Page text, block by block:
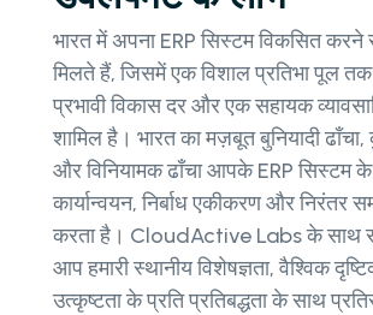
भारत में अपना ERP सिस्टम विकसित
मिलते हैं, जिसमें एक विशाल प्रतिभा पूल
प्रभावी विकास दर और एक सहायक
शामिल है। भारत का मज़बूत बुनियादी
और विनियामक ढाँचा आपके ERP सिस्टम
कार्यान्वयन, निर्बाध एकीकरण और निरंतर
करता है। CloudActive Labs के साथ
आप हमारी स्थानीय विशेषज्ञता, वैश्विक
उत्कृष्टता के प्रति प्रतिबद्धता के साथ